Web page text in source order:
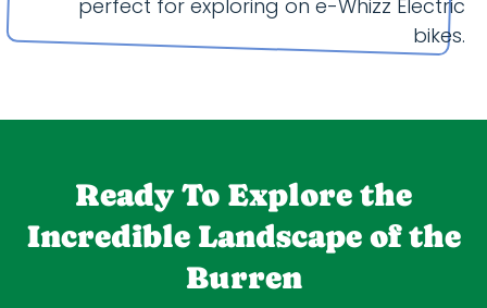
Ready To Explore the
Incredible Landscape of the
Burren